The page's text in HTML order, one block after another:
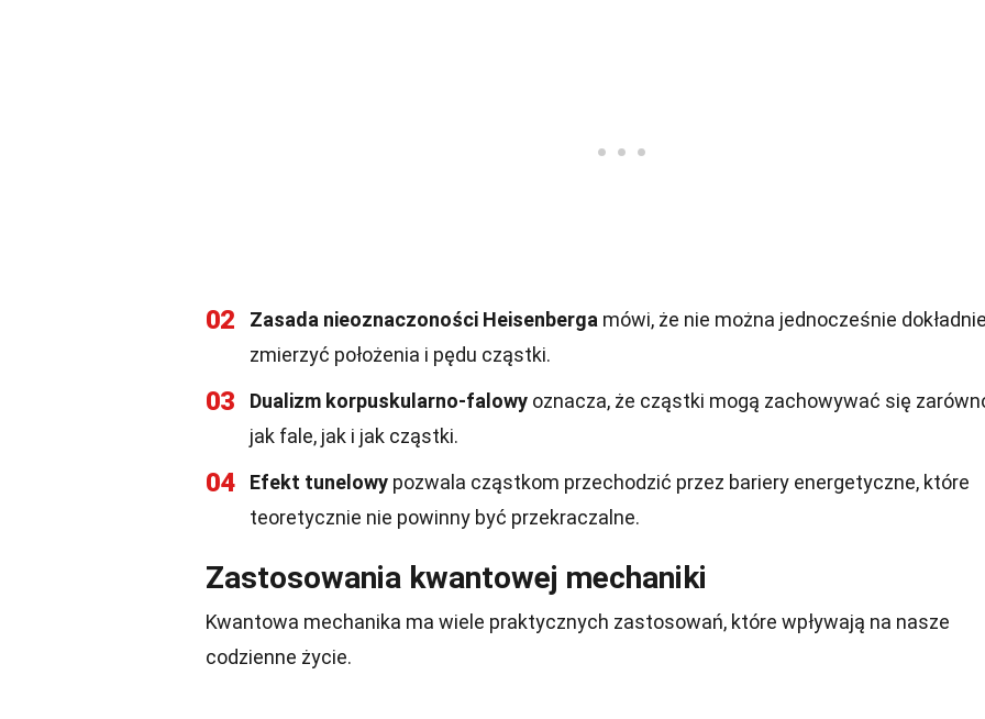
02 Zasada nieoznaczoności Heisenberga mówi, że nie można jednocześnie
zmierzyć położenia i pędu cząstki.
03 Dualizm korpuskularno-falowy oznacza, że cząstki mogą zachowywać się
jak fale, jak i jak cząstki.
04 Efekt tunelowy pozwala cząstkom przechodzić przez bariery energetyczne, które
teoretycznie nie powinny być przekraczalne.
Zastosowania kwantowej mechaniki
Kwantowa mechanika ma wiele praktycznych zastosowań, które wpływają na nasze
codzienne życie.